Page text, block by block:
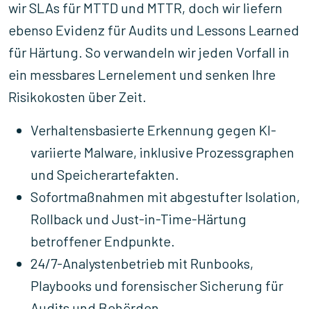
wir SLAs für MTTD und MTTR, doch wir liefern
ebenso Evidenz für Audits und Lessons Learned
für Härtung. So verwandeln wir jeden Vorfall in
ein messbares Lernelement und senken Ihre
Risikokosten über Zeit.
Verhaltensbasierte Erkennung gegen KI-
variierte Malware, inklusive Prozessgraphen
und Speicherartefakten.
Sofortmaßnahmen mit abgestufter Isolation,
Rollback und Just-in-Time-Härtung
betroffener Endpunkte.
24/7-Analystenbetrieb mit Runbooks,
Playbooks und forensischer Sicherung für